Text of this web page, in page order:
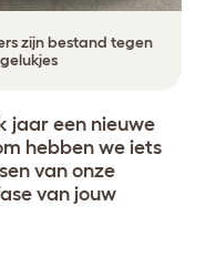
zijn bestand tegen
jaar een nieuwe
hebben we iets
van onze
van jouw